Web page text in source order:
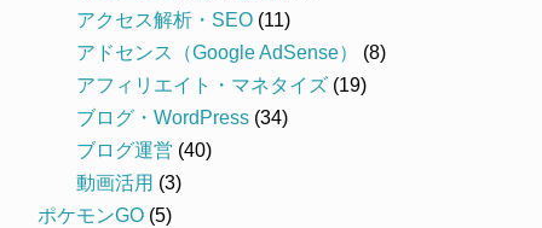
アクセス解析・SEO (11)
アドセンス（Google AdSense）
(8)
アフィリエイト・マネタイズ (19)
ブログ・WordPress (34)
ブログ運営 (40)
動画活用 (3)
ポケモンGO (5)